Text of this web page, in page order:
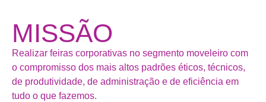
MISSÃO
Realizar feiras corporativas no segmento moveleiro com
o compromisso dos mais altos padrões éticos, técnicos,
de produtividade, de administração e de eficiência em
tudo o que fazemos.